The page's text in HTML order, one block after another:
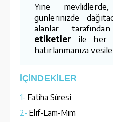
Yine
günlerinizde
alanlar tarafından
etiketler ile her
hatırlanmanıza
İÇİNDEKİLER
1- Fatiha Sûresi
2- Elif-Lam-Mim